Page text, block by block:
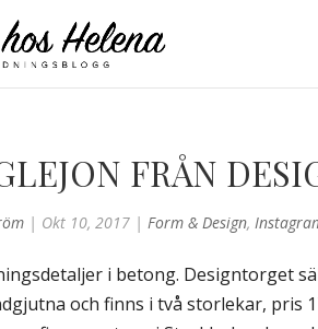
FRÅN
| Okt 10, 2017 |Form & Design,
i betong. Designtorget
och finns i två storlekar, pris